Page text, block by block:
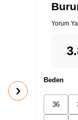
Yorum
Beden
36